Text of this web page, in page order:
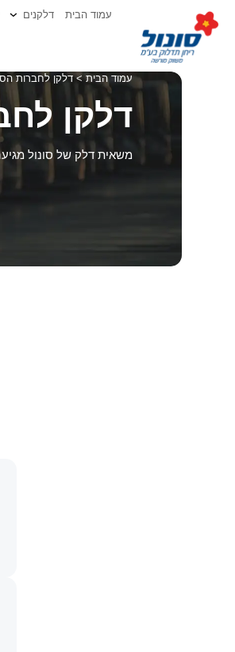
לתוכן
דילוג
לתוכן
עמוד הבית דלקנים
עמוד הבית>דלקן לחברות
דלקן
משאית דלק של סונול